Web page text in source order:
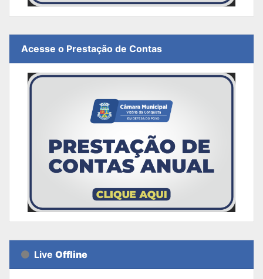
Acesse o Prestação de Contas
Live Offline